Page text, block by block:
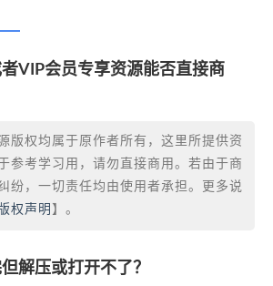
VIP会员专享资源能否直接商
版权均属于原作者所有，这里所提供资
参考学习用，请勿直接商用。若由于商
纷，一切责任均由使用者承担。更多说
权声明 】。
解压或打开不了？